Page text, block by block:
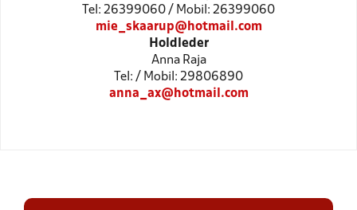
Tel: 26399060 / Mobil: 26399060
mie_skaarup@hotmail.com
Holdleder
Anna Raja
Tel: / Mobil: 29806890
anna_ax@hotmail.com